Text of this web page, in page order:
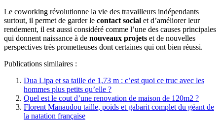
Le coworking révolutionne la vie des travailleurs indépendants
surtout, il permet de garder le contact social et d’améliorer leur
rendement, il est aussi considéré comme l’une des causes principales
qui donnent naissance à de nouveaux projets et de nouvelles
perspectives très prometteuses dont certaines qui ont bien réussi.
Publications similaires :
Dua Lipa et sa taille de 1,73 m : c’est quoi ce truc avec les
hommes plus petits qu’elle ?
Quel est le cout d’une renovation de maison de 120m2 ?
Florent Manaudou taille, poids et gabarit complet du géant de
la natation française